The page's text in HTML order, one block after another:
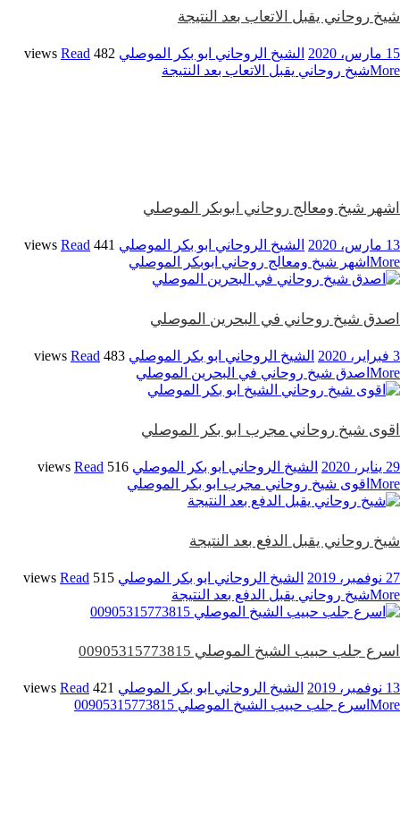
شيخ روحاني يقبل الاتعاب بعد النتيجة
15 مارس، 2020 الشيخ الروحاني ابو بكر الموصلي 482 views
Read
Moreشيخ روحاني يقبل الاتعاب بعد النتيجة
اشهر شيخ ومعالج روحاني ابوبكر الموصلي
13 مارس، 2020 الشيخ الروحاني ابو بكر الموصلي 441 views
Read
More اشهر شيخ ومعالج روحاني ابوبكر الموصلي
اصدق شيخ روحاني في البحرين الموصلي
3 فبراير، 2020 الشيخ الروحاني ابو بكر الموصلي 483 views
Read
More اصدق شيخ روحاني في البحرين الموصلي
اقوى شيخ روحاني مجرب ابو بكر الموصلي
29 يناير، 2020 الشيخ الروحاني ابو بكر الموصلي 516 views
Read
More اقوى شيخ روحاني مجرب ابو بكر الموصلي
شيخ روحاني يقبل الدفع بعد النتيجة
27 نوفمبر، 2019 الشيخ الروحاني ابو بكر الموصلي 515 views
Read
Moreشيخ روحاني يقبل الدفع بعد النتيجة
اسرع جلب حبيب الشيخ الموصلي 00905315773815
13 نوفمبر، 2019 الشيخ الروحاني ابو بكر الموصلي 421 views
Read
More اسرع جلب حبيب الشيخ الموصلي 00905315773815